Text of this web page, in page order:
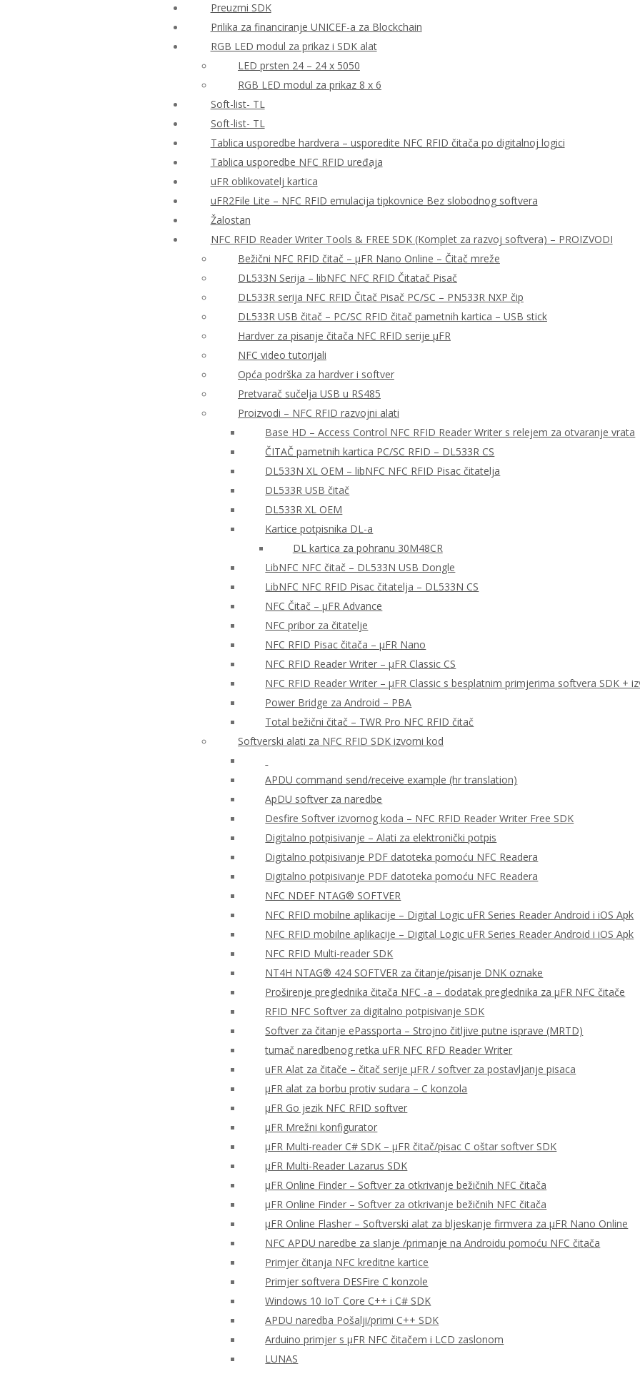
Preuzmi SDK
Prilika za financiranje UNICEF-a za Blockchain
RGB LED modul za prikaz i SDK alat
LED prsten 24 – 24 x 5050
RGB LED modul za prikaz 8 x 6
Soft-list- TL
Soft-list- TL
Tablica usporedbe hardvera – usporedite NFC RFID čitača po digitalnoj logici
Tablica usporedbe NFC RFID uređaja
uFR oblikovatelj kartica
uFR2File Lite – NFC RFID emulacija tipkovnice Bez slobodnog softvera
Žalostan
NFC RFID Reader Writer Tools & FREE SDK (Komplet za razvoj softvera) – PROIZVODI
Bežični NFC RFID čitač – μFR Nano Online – Čitač mreže
DL533N Serija – libNFC NFC RFID Čitatač Pisač
DL533R serija NFC RFID Čitač Pisač PC/SC – PN533R NXP čip
DL533R USB čitač – PC/SC RFID čitač pametnih kartica – USB stick
Hardver za pisanje čitača NFC RFID serije μFR
NFC video tutorijali
Opća podrška za hardver i softver
Pretvarač sučelja USB u RS485
Proizvodi – NFC RFID razvojni alati
Base HD – Access Control NFC RFID Reader Writer s relejem za otvaranje vrata
ČITAČ pametnih kartica PC/SC RFID – DL533R CS
DL533N XL OEM – libNFC NFC RFID Pisac čitatelja
DL533R USB čitač
DL533R XL OEM
Kartice potpisnika DL-a
DL kartica za pohranu 30M48CR
LibNFC NFC čitač – DL533N USB Dongle
LibNFC NFC RFID Pisac čitatelja – DL533N CS
NFC Čitač – μFR Advance
NFC pribor za čitatelje
NFC RFID Pisac čitača – μFR Nano
NFC RFID Reader Writer – μFR Classic CS
NFC RFID Reader Writer – μFR Classic s besplatnim primjerima softvera SDK +
Power Bridge za Android – PBA
Total bežični čitač – TWR Pro NFC RFID čitač
Softverski alati za NFC RFID SDK izvorni kod
APDU command send/receive example (hr translation)
ApDU softver za naredbe
Desfire Softver izvornog koda – NFC RFID Reader Writer Free SDK
Digitalno potpisivanje – Alati za elektronički potpis
Digitalno potpisivanje PDF datoteka pomoću NFC Readera
Digitalno potpisivanje PDF datoteka pomoću NFC Readera
NFC NDEF NTAG® SOFTVER
NFC RFID mobilne aplikacije – Digital Logic uFR Series Reader Android i iOS Apk
NFC RFID mobilne aplikacije – Digital Logic uFR Series Reader Android i iOS Apk
NFC RFID Multi-reader SDK
NT4H NTAG® 424 SOFTVER za čitanje/pisanje DNK oznake
Proširenje preglednika čitača NFC -a – dodatak preglednika za μFR NFC čitače
RFID NFC Softver za digitalno potpisivanje SDK
Softver za čitanje ePassporta – Strojno čitljive putne isprave (MRTD)
tumač naredbenog retka uFR NFC RFD Reader Writer
uFR Alat za čitače – čitač serije μFR / softver za postavljanje pisaca
μFR alat za borbu protiv sudara – C konzola
μFR Go jezik NFC RFID softver
μFR Mrežni konfigurator
μFR Multi-reader C# SDK – μFR čitač/pisac C oštar softver SDK
μFR Multi-Reader Lazarus SDK
μFR Online Finder – Softver za otkrivanje bežičnih NFC čitača
μFR Online Finder – Softver za otkrivanje bežičnih NFC čitača
μFR Online Flasher – Softverski alat za bljeskanje firmvera za μFR Nano Online
NFC APDU naredbe za slanje /primanje na Androidu pomoću NFC čitača
Primjer čitanja NFC kreditne kartice
Primjer softvera DESFire C konzole
Windows 10 IoT Core C++ i C# SDK
APDU naredba Pošalji/primi C++ SDK
Arduino primjer s μFR NFC čitačem i LCD zaslonom
LUNAS